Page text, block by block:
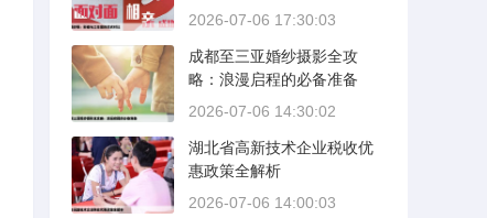
2026-07-06 17:30:03
成都至三亚婚纱摄影全攻
略：浪漫启程的必备准备
2026-07-06 14:30:02
湖北省高新技术企业税收优
惠政策全解析
2026-07-06 14:00:03